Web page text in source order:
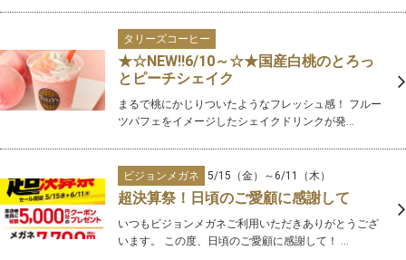
タリーズコーヒー
★☆NEW‼6/10～☆★国産白桃のとろっ
とピーチシェイク
まるで桃にかじりついたようなフレッシュ感！ フルー
ツパフェをイメージしたシェイクドリンクが発...
ビジョンメガネ 5/15（金）～6/11（木）
超決算祭！日頃のご愛顧に感謝して
いつもビジョンメガネご利用いただきありがとうござ
います。 この度、日頃のご愛顧に感謝して！ ...